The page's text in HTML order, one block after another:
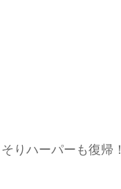
りハーパーも復帰！